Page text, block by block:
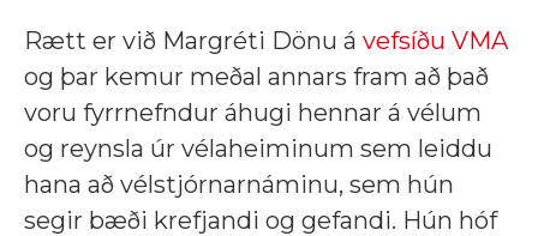
Rætt er við Margréti Dönu á vefsíðu VMA
og þar kemur meðal annars fram að það
voru fyrrnefndur áhugi hennar á vélum
og reynsla úr vélaheiminum sem leiddu
hana að vélstjórnarnáminu, sem hún
segir bæði krefjandi og gefandi. Hún hóf